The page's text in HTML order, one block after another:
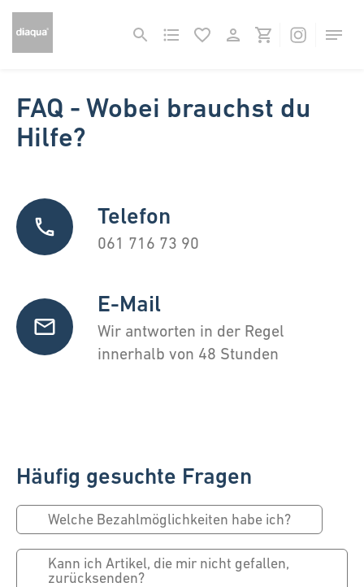
FAQ - Wobei brauchst du
Hilfe?
Telefon
061 716 73 90
E-Mail
Wir antworten in der Regel
innerhalb von 48 Stunden
Häufig gesuchte Fragen
Welche Bezahlmöglichkeiten habe ich?
Kann ich Artikel, die mir nicht gefallen,
zurücksenden?